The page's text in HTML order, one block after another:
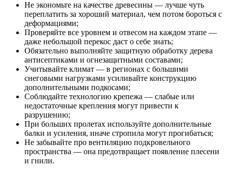
Не экономьте на качестве древесины — лучше чуть
переплатить за хороший материал, чем потом бороться с
деформациями;
Проверяйте все уровнем и отвесом на каждом этапе —
даже небольшой перекос даст о себе знать;
Обязательно выполняйте защитную обработку дерева
антисептиками и огнезащитными составами;
Учитывайте климат — в регионах с большими
снеговыми нагрузками усиливайте конструкцию
дополнительными подкосами;
Соблюдайте технологию крепежа — слабые или
недостаточные крепления могут привести к
разрушению;
При больших пролетах используйте дополнительные
балки и усиления, иначе стропила могут прогибаться;
Не забывайте про вентиляцию подкровельного
пространства — она предотвращает появление плесени
и гнили.